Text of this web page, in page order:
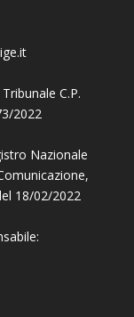
C.P.
2022
Nazionale
18/02/2022